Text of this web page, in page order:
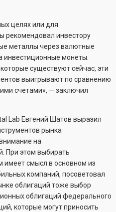
целях или для
рекомендовал инвестору
металлы через валютные
инвестиционные монеты.
существуют сейчас, эти
выигрывают по сравнению
счетами», — заключил
Lab Евгений Шатов выразил
рынка
на
При этом выбирать
имеет смысл в основном из
компаний, посоветовал
облигаций тоже выбор
облигаций федерального
которые могут приносить